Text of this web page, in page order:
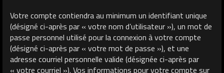
Votre compte contiendra au minimum un identifiant unique
(désigné ci-après par « votre nom d’utilisateur »), un mot de
passe personnel utilisé pour la connexion à votre compte
(désigné ci-après par « votre mot de passe »), et une
adresse courriel personnelle valide (désignée ci-après par
« votre courriel »). Vos informations pour votre compte sur